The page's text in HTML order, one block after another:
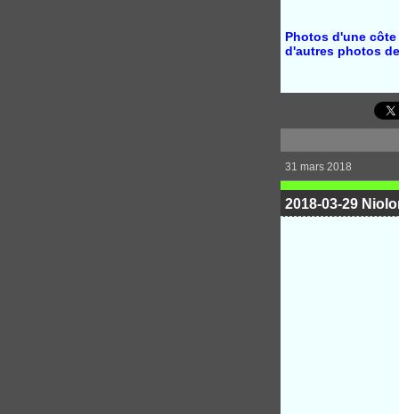
Photos d'une
d'autres photos
31 mars 2018
2018-03-29